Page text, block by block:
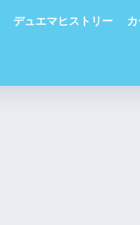
デュエマヒストリー